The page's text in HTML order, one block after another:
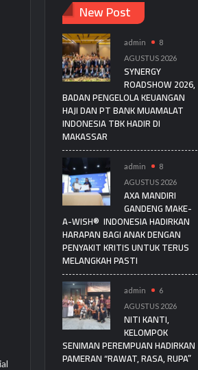
New Post
admin
8
AGUSTUS 2026
SYNERGY
ROADSHOW 2026,
BADAN PENGELOLA KEUANGAN
HAJI DAN PT BANK MUAMALAT
INDONESIA TBK HADIR DI
MAKASSAR
admin
8
AGUSTUS 2026
AXA MANDIRI
GANDENG MAKE-
A-WISH® INDONESIA HADIRKAN
HARAPAN BAGI ANAK DENGAN
PENYAKIT KRITIS UNTUK TERUS
MELANGKAH PASTI
admin
6
AGUSTUS 2026
NITI KANTI,
KELOMPOK
SENIMAN PEREMPUAN HADIRKAN
PAMERAN “RAWAT, RASA, RUPA”